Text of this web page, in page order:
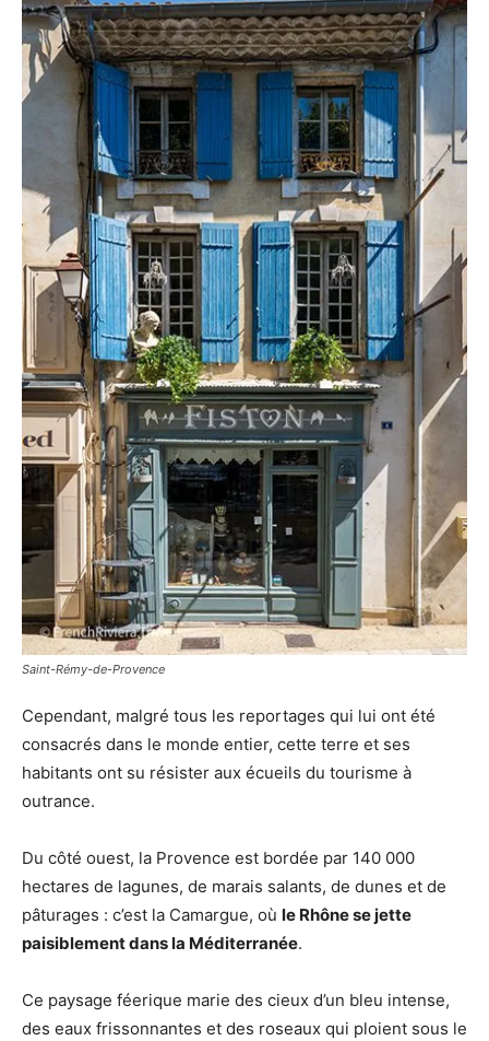
Saint-Rémy-de-Provence
Cependant, malgré tous les reportages qui lui ont été
consacrés dans le monde entier, cette terre et ses
habitants ont su résister aux écueils du tourisme à
outrance.
Du côté ouest, la Provence est bordée par 140 000
hectares de lagunes, de marais salants, de dunes et de
pâturages : c’est la Camargue, où le Rhône se jette
paisiblement dans la Méditerranée.
Ce paysage féerique marie des cieux d’un bleu intense,
des eaux frissonnantes et des roseaux qui ploient sous le